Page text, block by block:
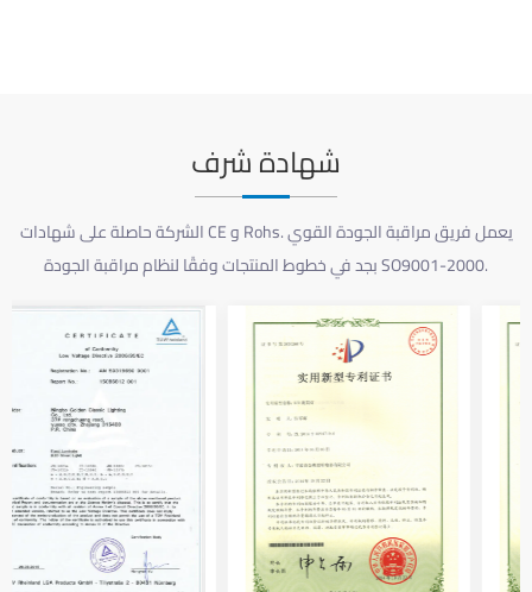
شهادة شرف
الشركة حاصلة على شهادات CE و Rohs. يعمل فريق مراقبة الجودة القوي
بجد في خطوط المنتجات وفقًا لنظام مراقبة الجودة SO9001-2000.